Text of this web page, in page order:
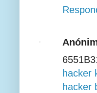
hacker
hacker